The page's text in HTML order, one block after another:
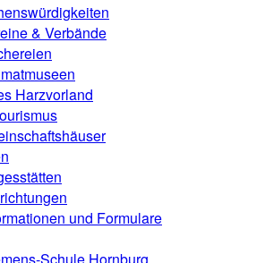
& Verbände
Harzvorland
und Formulare
Schule Hornburg